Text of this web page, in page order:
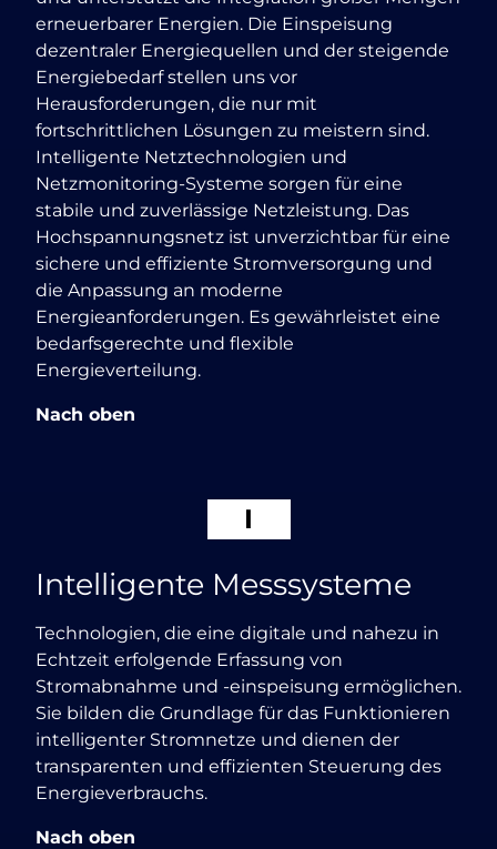
erneuerbarer Energien. Die Einspeisung
dezentraler Energiequellen und der steigende
Energiebedarf stellen uns vor
Herausforderungen, die nur mit
fortschrittlichen Lösungen zu meistern sind.
Intelligente Netztechnologien und
Netzmonitoring-Systeme sorgen für eine
stabile und zuverlässige Netzleistung. Das
Hochspannungsnetz ist unverzichtbar für eine
sichere und effiziente Stromversorgung und
die Anpassung an moderne
Energieanforderungen. Es gewährleistet eine
bedarfsgerechte und flexible
Energieverteilung.
Nach oben
I
Intelligente Messsysteme
Technologien, die eine digitale und nahezu in
Echtzeit erfolgende Erfassung von
Stromabnahme und -einspeisung ermöglichen.
Sie bilden die Grundlage für das Funktionieren
intelligenter Stromnetze und dienen der
transparenten und effizienten Steuerung des
Energieverbrauchs.
Nach oben